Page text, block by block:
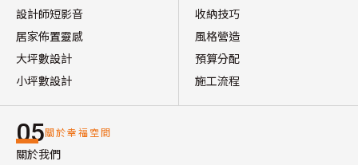
設計師短影音
居家佈置靈感
大坪數設計
小坪數設計
收納技巧
風格營造
預算分配
施工流程
05關於幸福空間
關於我們